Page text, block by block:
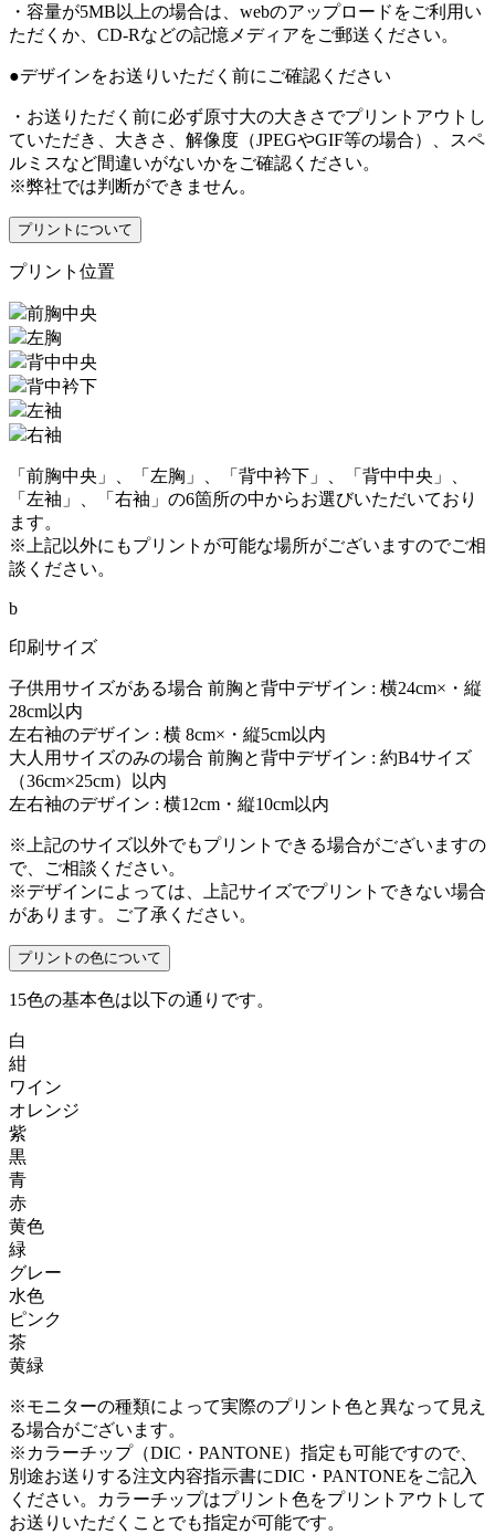
・容量が5MB以上の場合は、webのアップロードをご利用い
ただくか、CD-Rなどの記憶メディアをご郵送ください。
●デザインをお送りいただく前にご確認ください
・お送りただく前に必ず原寸大の大きさでプリントアウトし
ていただき、大きさ、解像度（JPEGやGIF等の場合）、スペ
ルミスなど間違いがないかをご確認ください。
※弊社では判断ができません。
プリントについて
プリント位置
前胸中央
左胸
背中中央
背中衿下
左袖
右袖
「前胸中央」、「左胸」、「背中衿下」、「背中中央」、
「左袖」、「右袖」の6箇所の中からお選びいただいており
ます。
※上記以外にもプリントが可能な場所がございますのでご相
談ください。
b
印刷サイズ
子供用サイズがある場合 前胸と背中デザイン : 横24cm×・縦
28cm以内
左右袖のデザイン : 横 8cm×・縦5cm以内
大人用サイズのみの場合 前胸と背中デザイン : 約B4サイズ
（36cm×25cm）以内
左右袖のデザイン : 横12cm・縦10cm以内
※上記のサイズ以外でもプリントできる場合がございますの
で、ご相談ください。
※デザインによっては、上記サイズでプリントできない場合
があります。ご了承ください。
プリントの色について
15色の基本色は以下の通りです。
白
紺
ワイン
オレンジ
紫
黒
青
赤
黄色
緑
グレー
水色
ピンク
茶
黄緑
※モニターの種類によって実際のプリント色と異なって見え
る場合がございます。
※カラーチップ（DIC・PANTONE）指定も可能ですので、
別途お送りする注文内容指示書にDIC・PANTONEをご記入
ください。カラーチップはプリント色をプリントアウトして
お送りいただくことでも指定が可能です。